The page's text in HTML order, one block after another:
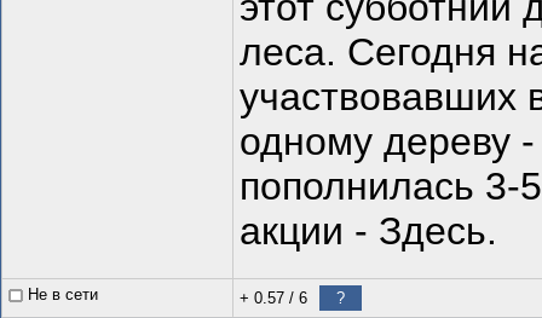
леса. Сегодня
участвовавших
одному дереву -
пополнилась 3-
акции - Здесь.
Не в сети + 0.57 / 6 ?